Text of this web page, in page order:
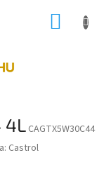
KOSÁR
4L CAGTX5W30C44
Castrol